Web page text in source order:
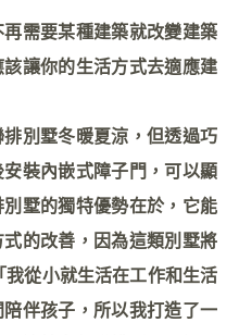
再需要某種建築就改變建築
讓你的生活方式去適應建
別墅冬暖夏涼，但透過巧
裝內嵌式障子門，可以顯
墅的獨特優勢在於，它能
的改善，因為這類別墅將
從小就生活在工作和生活
伴孩子，所以我打造了一